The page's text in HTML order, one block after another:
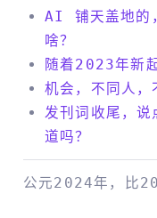
AI 铺天盖地的
啥？
随着2023年新
机会，不同人，
发刊词收尾，说
道吗？
公元2024年，比